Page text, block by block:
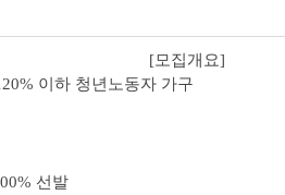
[모집개요]
이하 청년노동자 가구
선발